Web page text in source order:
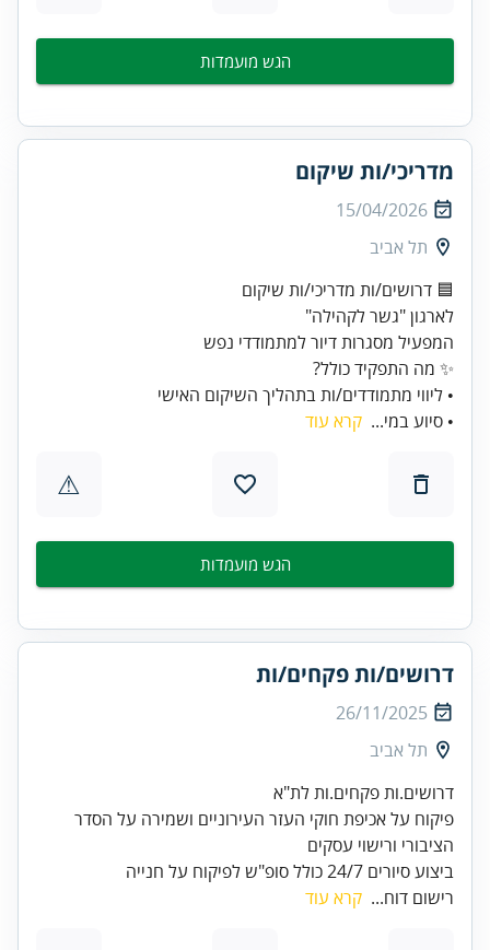
הגש מועמדות
מדריכי/ות שיקום
15/04/2026
תל אביב
• ליווי מתמודדים/ות בתהליך השיקום האישי
• סיוע במי... קרא עוד
⚠
הגש מועמדות
דרושים/ות פקחים/ות
26/11/2025
תל אביב
פיקוח על אכיפת חוקי העזר העירוניים ושמירה על הסדר
ביצוע סיורים 24/7 כולל סופ"ש לפיקוח על חנייה
רישום דוח... קרא עוד